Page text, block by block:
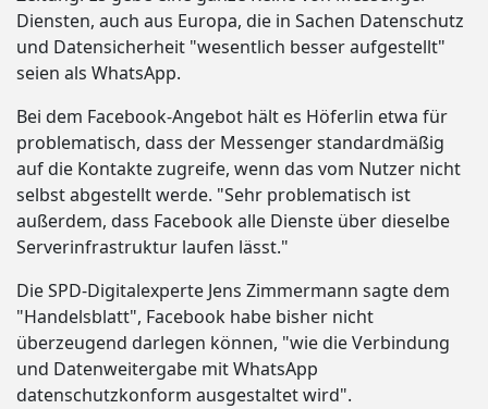
Diensten, auch aus Europa, die in Sachen Datenschutz
und Datensicherheit "wesentlich besser aufgestellt"
seien als WhatsApp.
Bei dem Facebook-Angebot hält es Höferlin etwa für
problematisch, dass der Messenger standardmäßig
auf die Kontakte zugreife, wenn das vom Nutzer nicht
selbst abgestellt werde. "Sehr problematisch ist
außerdem, dass Facebook alle Dienste über dieselbe
Serverinfrastruktur laufen lässt."
Die SPD-Digitalexperte Jens Zimmermann sagte dem
"Handelsblatt", Facebook habe bisher nicht
überzeugend darlegen können, "wie die Verbindung
und Datenweitergabe mit WhatsApp
datenschutzkonform ausgestaltet wird".